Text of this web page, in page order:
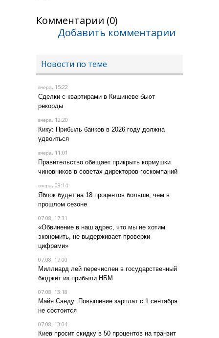
Комментарии (0)
Добавить комментарии
Новости по теме
вчера, 15:22
Сделки с квартирами в Кишиневе бьют
рекорды
вчера, 12:20
Кику: Прибыль банков в 2026 году должна
удвоиться
вчера, 11:01
Правительство обещает прикрыть кормушки
чиновников в советах директоров госкомпаний
вчера, 08:14
Яблок будет на 18 процентов больше, чем в
прошлом сезоне
07.08, 17:31
«Обвинение в наш адрес, что мы не хотим
экономить, не выдерживает проверки
цифрами»
07.08, 17:00
Миллиард лей перечислен в государственный
бюджет из прибыли НБМ
07.08, 13:18
Майя Санду: Повышение зарплат с 1 сентября
не состоится
07.08, 13:04
Киев просит скидку в 50 процентов на транзит